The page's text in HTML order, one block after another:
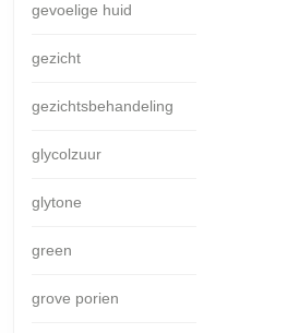
gevoelige huid
gezicht
gezichtsbehandeling
glycolzuur
glytone
green
grove porien